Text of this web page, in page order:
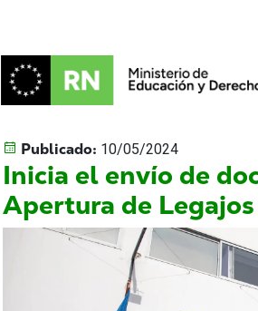
Publicado: 10/05/2024
Inicia el envío de
Apertura de